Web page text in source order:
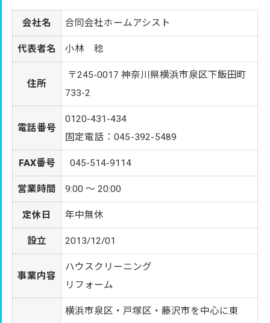
会社名 合同会社ホームアシスト
代表者名 小林 稔
住所
〒245-0017 神奈川県横浜市泉区下飯田町
733-2
電話番号
0120-431-434
固定電話：045-392-5489
FAX番号 045-514-9114
営業時間 9:00 〜 20:00
定休日 年中無休
設立 2013/12/01
事業内容
ハウスクリーニング
リフォーム
横浜市泉区・戸塚区・藤沢市を中心に東